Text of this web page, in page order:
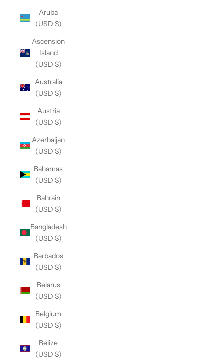
Aruba
(USD $)
Ascension
Island
(USD $)
Australia
(USD $)
Austria
(USD $)
Azerbaijan
(USD $)
Bahamas
(USD $)
Bahrain
(USD $)
Bangladesh
(USD $)
Barbados
(USD $)
Belarus
(USD $)
Belgium
(USD $)
Belize
(USD $)